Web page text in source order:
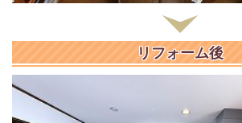
リフォーム後